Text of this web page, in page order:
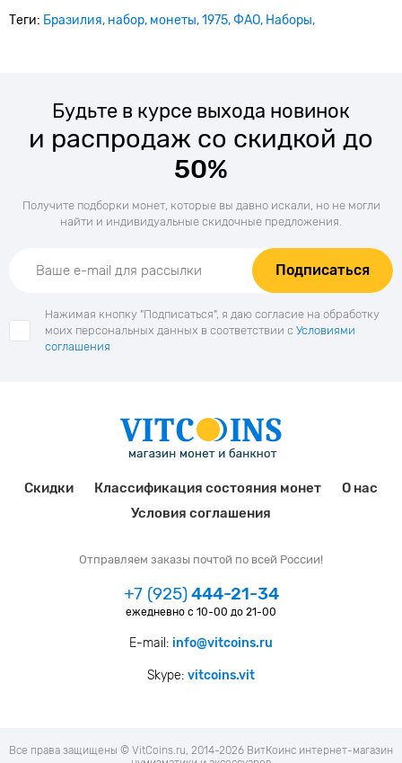
Теги: Бразилия набор монеты 1975 ФАО Наборы
Будьте в курсе выхода новинок
и распродаж со скидкой до
50%
Получите подборки монет, которые вы давно искали, но не могли
найти и индивидуальные скидочные предложения.
Подписаться
Нажимая кнопку "Подписаться", я даю согласие на обработку
моих персональных данных в соответствии с Условиями
соглашения
Скидки Классификация состояния монет
О нас
Условия соглашения
Отправляем заказы почтой по всей России!
+7 (925)444-21-34
ежедневно с 10-00 до 21-00
E-mail: info@vitcoins.ru
Skype: vitcoins.vit
Все права защищены © VitCoins.ru, 2014-2026 ВитКоинс интернет-магазин